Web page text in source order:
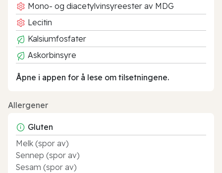
Mono- og diacetylvinsyreester av MDG
Lecitin
Kalsiumfosfater
Askorbinsyre
Åpne i appen for å lese om tilsetningene.
Allergener
Gluten
Melk (spor av)
Sennep (spor av)
Sesam (spor av)